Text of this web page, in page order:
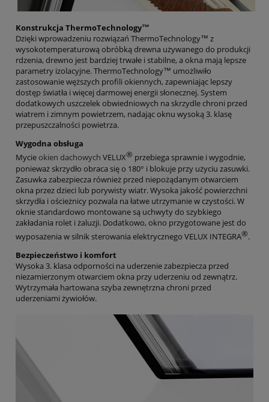
Konstrukcja ThermoTechnology™
Dzięki wprowadzeniu rozwiązań ThermoTechnology™ z
wysokotemperaturową obróbką drewna używanego do produkcji
rdzenia, drewno jest bardziej trwałe i stabilne, a okna mają lepsze
parametry izolacyjne. ThermoTechnology™ umożliwiło
zastosowanie węższych profili okiennych, zapewniając lepszy
dostęp światła i więcej darmowej energii słonecznej. System
dodatkowych uszczelek obwiedniowych na skrzydle chroni przed
wiatrem i zimnym powietrzem, nadając oknu wysoką 3. klasę
przepuszczalności powietrza.
Wygodna obsługa
Mycieokien dachowych VELUX® przebiega sprawnie i wygodnie,
ponieważ skrzydło obraca się o 180° i blokuje przy użyciu zasuwki.
Zasuwka zabezpiecza również przed niepożądanym otwarciem
okna przez dzieci lub porywisty wiatr. Wysoka jakość powierzchni
skrzydła i ościeżnicy pozwala na łatwe utrzymanie w czystości. W
oknie standardowo montowane są uchwyty do szybkiego
zakładania rolet i żaluzji. Dodatkowo, okno przygotowane jest do
wyposażenia w silnik sterowania elektrycznego VELUX INTEGRA®.
Bezpieczeństwo i komfort
Wysoka 3. klasa odporności na uderzenie zabezpiecza przed
niezamierzonym otwarciem okna przy uderzeniu od zewnątrz.
Wytrzymała hartowana szyba zewnętrzna chroni przed
uderzeniami żywiołów.